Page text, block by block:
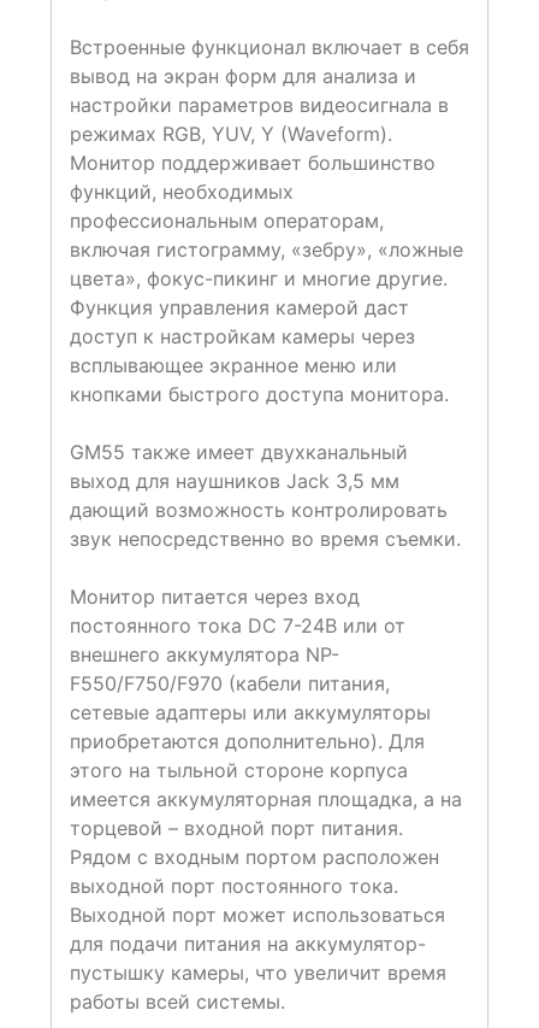
Встроенные функционал включает в себя
вывод на экран форм для анализа и
настройки параметров видеосигнала в
режимах RGB, YUV, Y (Waveform).
Монитор поддерживает большинство
функций, необходимых
профессиональным операторам,
включая гистограмму, «зебру», «ложные
цвета», фокус-пикинг и многие другие.
Функция управления камерой даст
доступ к настройкам камеры через
всплывающее экранное меню или
кнопками быстрого доступа монитора.
GM55 также имеет двухканальный
выход для наушников Jack 3,5 мм
дающий возможность контролировать
звук непосредственно во время съемки.
Монитор питается через вход
постоянного тока DC 7-24В или от
внешнего аккумулятора NP-
F550/F750/F970 (кабели питания,
сетевые адаптеры или аккумуляторы
приобретаются дополнительно). Для
этого на тыльной стороне корпуса
имеется аккумуляторная площадка, а на
торцевой – входной порт питания.
Рядом с входным портом расположен
выходной порт постоянного тока.
Выходной порт может использоваться
для подачи питания на аккумулятор-
пустышку камеры, что увеличит время
работы всей системы.